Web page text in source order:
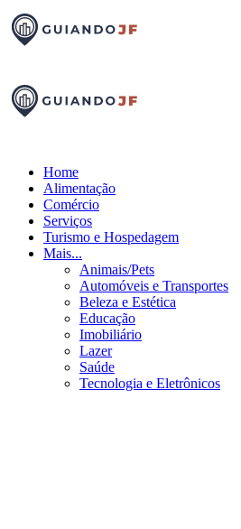
Home
Alimentação
Comércio
Serviços
Turismo e Hospedagem
Mais...
Animais/Pets
Automóveis e Transportes
Beleza e Estética
Educação
Imobiliário
Lazer
Saúde
Tecnologia e Eletrônicos